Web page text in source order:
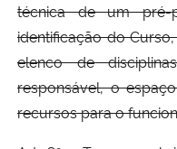
técnica de um pré-
identificação do
elenco de
responsável, o
recursos para o